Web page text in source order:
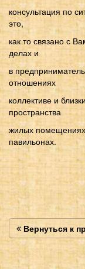
консультация по
это,
как то связано с
делах и
в
отношениях
коллективе и
пространства
жилых
павильонах.
Вернуться к